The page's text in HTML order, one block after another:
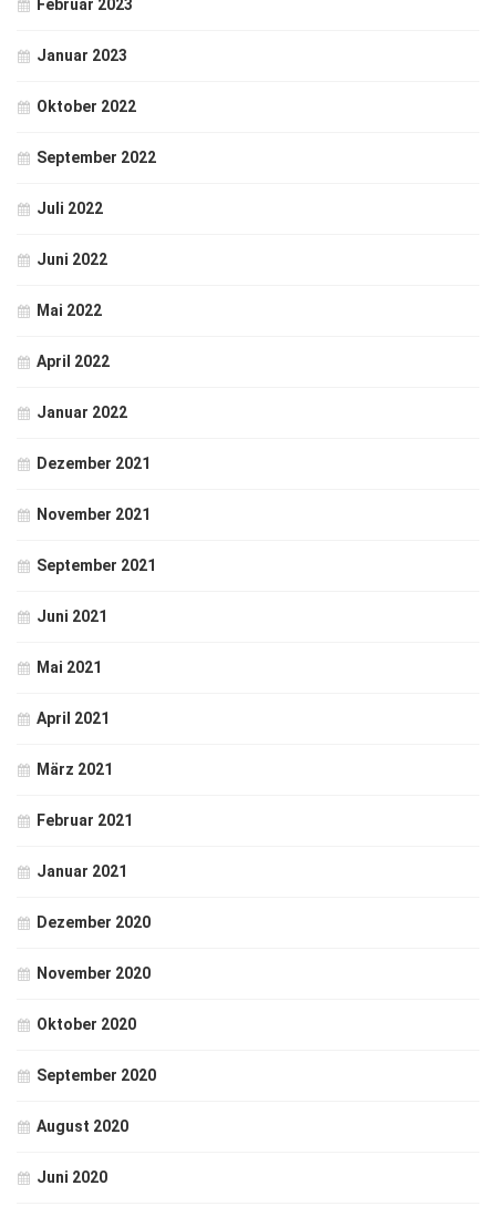
Februar 2023
Januar 2023
Oktober 2022
September 2022
Juli 2022
Juni 2022
Mai 2022
April 2022
Januar 2022
Dezember 2021
November 2021
September 2021
Juni 2021
Mai 2021
April 2021
März 2021
Februar 2021
Januar 2021
Dezember 2020
November 2020
Oktober 2020
September 2020
August 2020
Juni 2020